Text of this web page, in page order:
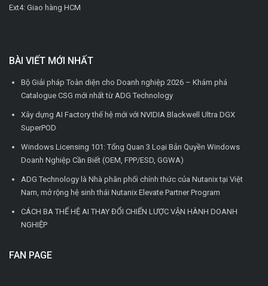
Ext4: Giao hàng HCM
BÀI VIẾT MỚI NHẤT
Bộ Giải pháp Toàn diện cho Doanh nghiệp 2026 – Khám phá
Catalogue CSG mới nhất từ ADG Technology
Xây dựng AI Factory thế hệ mới với NVIDIA Blackwell Ultra DGX
SuperPOD
Windows Licensing 101: Tổng Quan 3 Loại Bản Quyền Windows
Doanh Nghiệp Cần Biết (OEM, FPP/ESD, GGWA)
ADG Technology là Nhà phân phối chính thức của Nutanix tại Việt
Nam, mở rộng hệ sinh thái Nutanix Elevate Partner Program
CÁCH BA THẾ HỆ AI THAY ĐỔI CHIẾN LƯỢC VẬN HÀNH DOANH
NGHIỆP
FAN PAGE